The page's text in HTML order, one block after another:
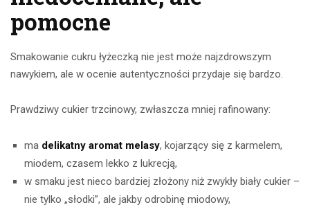
pomocne
Smakowanie cukru łyżeczką nie jest może najzdrowszym
nawykiem, ale w ocenie autentyczności przydaje się bardzo.
Prawdziwy cukier trzcinowy, zwłaszcza mniej rafinowany:
ma delikatny aromat melasy, kojarzący się z karmelem,
miodem, czasem lekko z lukrecją,
w smaku jest nieco bardziej złożony niż zwykły biały cukier –
nie tylko „słodki”, ale jakby odrobinę miodowy,